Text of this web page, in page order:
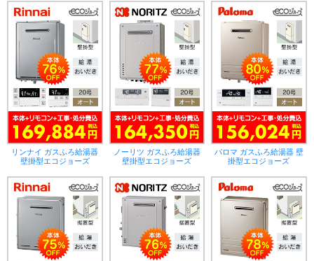
リンナイ ガスふろ給湯器
壁掛型エコジョーズ
ノーリツ ガスふろ給湯器
壁掛型エコジョーズ
パロマ ガスふろ給湯器 壁
掛型エコジョーズ